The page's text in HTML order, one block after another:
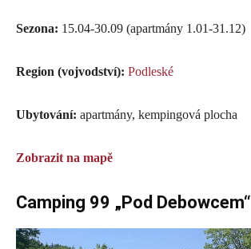
Sezona: 15.04-30.09 (apartmány 1.01-31.12)
Region (vojvodství): Podleské
Ubytování: apartmány, kempingová plocha
Zobrazit na mapě
Camping 99 „Pod Debowcem“